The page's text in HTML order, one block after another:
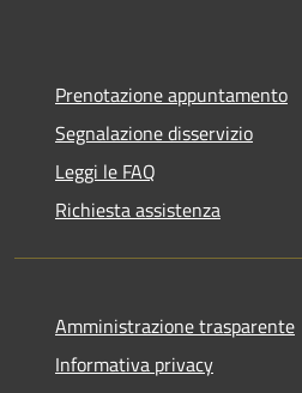
Prenotazione appuntamento
Segnalazione disservizio
Leggi le FAQ
Richiesta assistenza
Amministrazione trasparente
Informativa privacy